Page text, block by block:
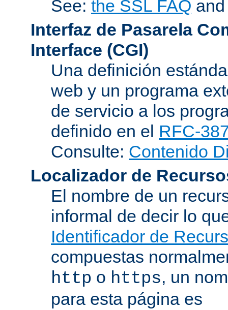
See: the SSL FAQ
Interfaz de Pasarela
Interface (CGI)
Una definición
web y un programa
de servicio a los
definido en el RFC-
Consulte: Contenido
Localizador de
El nombre de un
informal de decir lo
Identificador de
compuestas
http o https, un
para esta página es